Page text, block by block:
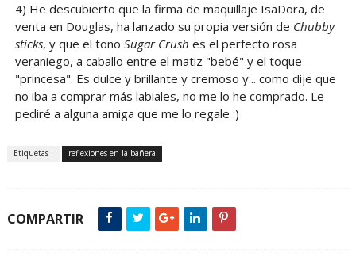
4) He descubierto que la firma de maquillaje IsaDora, de
venta en Douglas, ha lanzado su propia versión de Chubby
sticks, y que el tono Sugar Crush es el perfecto rosa
veraniego, a caballo entre el matiz "bebé" y el toque
"princesa". Es dulce y brillante y cremoso y... como dije que
no iba a comprar más labiales, no me lo he comprado. Le
pediré a alguna amiga que me lo regale :)
Etiquetas : reflexiones en la bañera
COMPARTIR